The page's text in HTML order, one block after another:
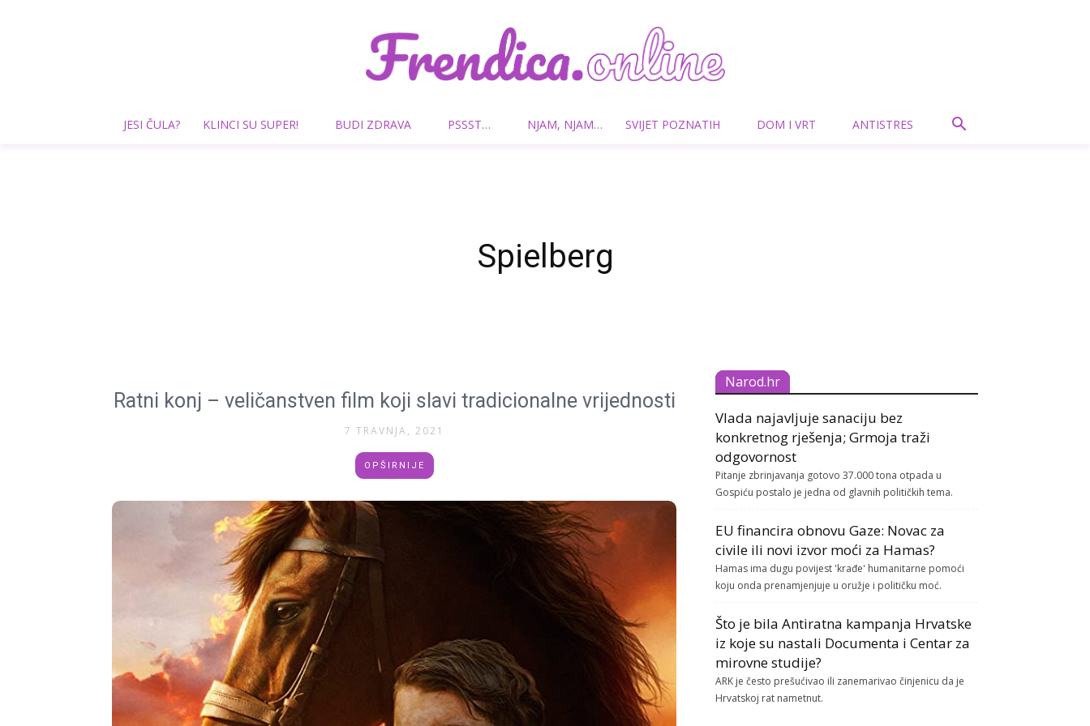
Frendica.online
JESI ČULA? KLINCI SU SUPER! BUDI ZDRAVA PSSST… NJAM, NJAM… SVIJET POZNATIH DOM I VRT ANTISTRES
Spielberg
Ratni konj – veličanstven film koji slavi tradicionalne vrijednosti
7 TRAVNJA, 2021
OPŠIRNIJE
Narod.hr
Vlada najavljuje sanaciju bez
konkretnog rješenja; Grmoja traži
odgovornost
Pitanje zbrinjavanja gotovo 37.000 tona otpada u
Gospiću postalo je jedna od glavnih političkih tema.
EU financira obnovu Gaze: Novac za
civile ili novi izvor moći za Hamas?
Hamas ima dugu povijest 'krađe' humanitarne pomoći
koju onda prenamjenjuje u oružje i političku moć.
Što je bila Antiratna kampanja Hrvatske
iz koje su nastali Documenta i Centar za
mirovne studije?
ARK je često prešućivao ili zanemarivao činjenicu da je
Hrvatskoj rat nametnut.